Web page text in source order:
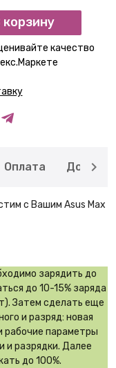
корзину
Оплата
с Вашим Asus Max
зарядить до
до 10-15% заряда
Затем сделать еще
и разряд: новая
рабочие параметры
и разрядки. Далее
до 100%.